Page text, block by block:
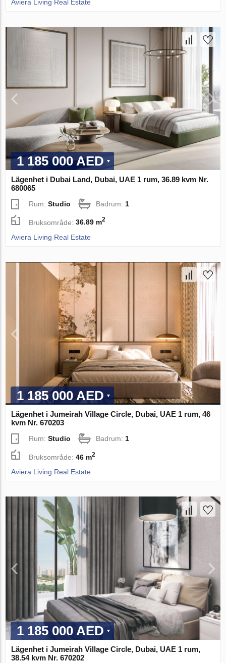
Aviera Living Real Estate
1 185 000 AED
Lägenhet i Dubai Land, Dubai, UAE 1 rum, 36.89 kvm Nr.
680065
Rum:Studio Badrum: 1
Bruksområde:36.89 m2
Aviera Living Real Estate
1 185 000 AED
Lägenhet i Jumeirah Village Circle, Dubai, UAE 1 rum, 46
kvm Nr. 670203
Rum:Studio Badrum:1
Bruksområde:46 m2
Aviera Living Real Estate
1 185 000 AED
Lägenhet i Jumeirah Village Circle, Dubai, UAE 1 rum,
38.54 kvm Nr. 670202